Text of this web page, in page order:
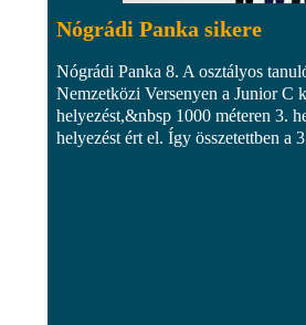
Nógrádi Panka sikere
Nógrádi Panka 8. A osztályos
Nemzetközi Versenyen a Junior C
helyezést,&nbsp 1000 méteren 3.
helyezést ért el. Így összetettben a